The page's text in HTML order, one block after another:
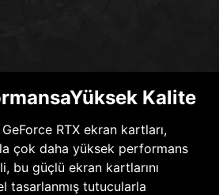
Kalite
RTX ekran kartları,
çok daha yüksek performans
bu güçlü ekran kartlarını
tasarlanmış tutucularla